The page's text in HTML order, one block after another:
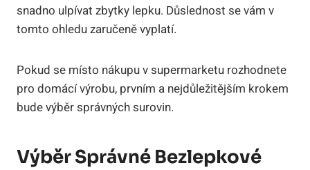
snadno ulpívat zbytky lepku. Důslednost se vám v
tomto ohledu zaručeně vyplatí.
Pokud se místo nákupu v supermarketu rozhodnete
pro domácí výrobu, prvním a nejdůležitějším krokem
bude výběr správných surovin.
Výběr Správné Bezlepkové